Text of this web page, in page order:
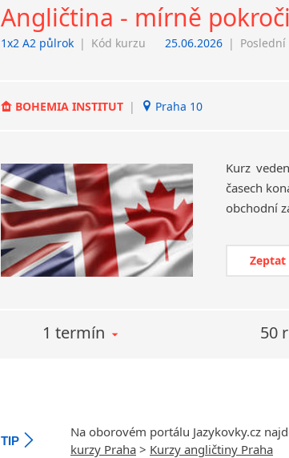
Angličtina - mírně
1x2 A2 půlrok | Kód kurzu 25.06.2026 |
BOHEMIA INSTITUT | Praha 10
Kurz
časech
Zeptat
1 termín 50
TIP
Na oborovém portálu Jazykovky.cz
kurzy Praha > Kurzy angličtiny Praha